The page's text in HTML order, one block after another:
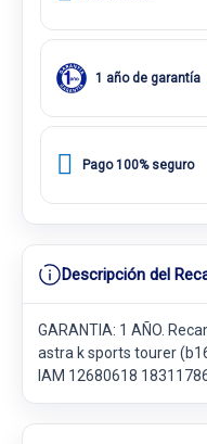
1 año de garantía
Pago 100% seguro
Descripción del
GARANTIA: 1 AÑO.
astra k sports tourer
IAM 12680618